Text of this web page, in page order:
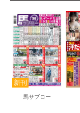
馬サブロー